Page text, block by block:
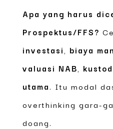
Apa yang harus
Prospektus/FFS?
investasi
biaya
valuasi NAB
utama. Itu modal
overthinking gara-
doang.